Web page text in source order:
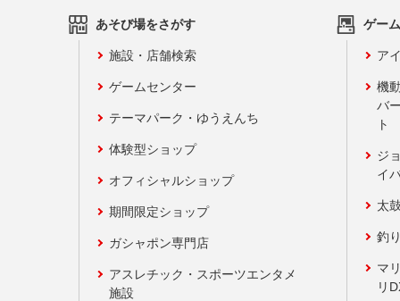
あそび場をさがす
施設・店舗検索
ゲームセンター
テーマパーク・ゆうえんち
体験型ショップ
オフィシャルショップ
期間限定ショップ
ガシャポン専門店
アスレチック・スポーツエンタメ
施設
ゲー
ア
機
バ
ト
ジ
イ
太
釣
マ
リ